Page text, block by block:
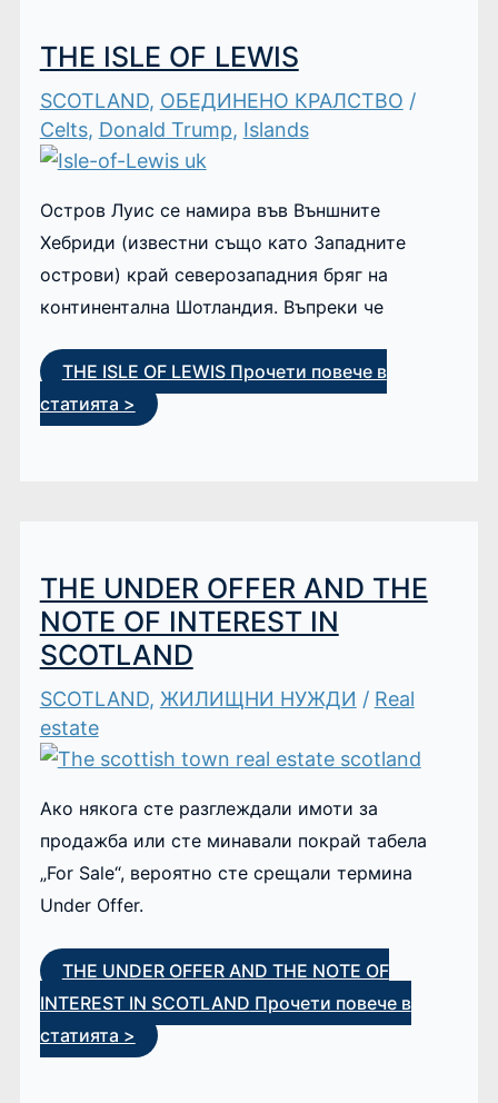
THE ISLE OF LEWIS
SCOTLAND, ОБЕДИНЕНО КРАЛСТВО /
Celts, Donald Trump, Islands
Остров Луис се намира във Външните
Хебриди (известни също като Западните
острови) край северозападния бряг на
континентална Шотландия. Въпреки че
THE ISLE OF LEWISПрочети повече в
статията >
THE UNDER OFFER AND THE
NOTE OF INTEREST IN
SCOTLAND
SCOTLAND, ЖИЛИЩНИ НУЖДИ / Real
estate
Ако някога сте разглеждали имоти за
продажба или сте минавали покрай табела
„For Sale“, вероятно сте срещали термина
Under Offer.
THE UNDER OFFER AND THE NOTE OF
INTEREST IN SCOTLAND Прочети повече в
статията >